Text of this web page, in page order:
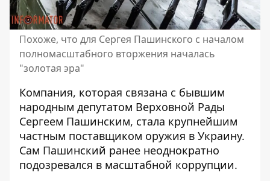
Похоже, что для Сергея Пашинского с началом
полномасштабного вторжения началась
"золотая эра"
Компания, которая связана с бывшим
народным депутатом Верховной Рады
Сергеем Пашинским, стала крупнейшим
частным поставщиком оружия в Украину.
Сам Пашинский ранее неоднократно
подозревался в масштабной коррупции.